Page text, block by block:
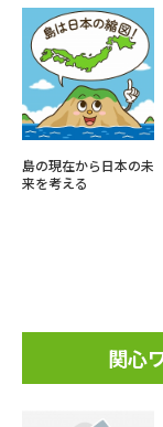
島の現在から日本の未
来を考える
関心